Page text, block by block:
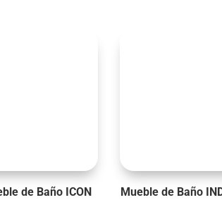
de Baño ICON
Mueble de Baño